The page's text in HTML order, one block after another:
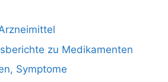
zu Medikamenten
Symptome